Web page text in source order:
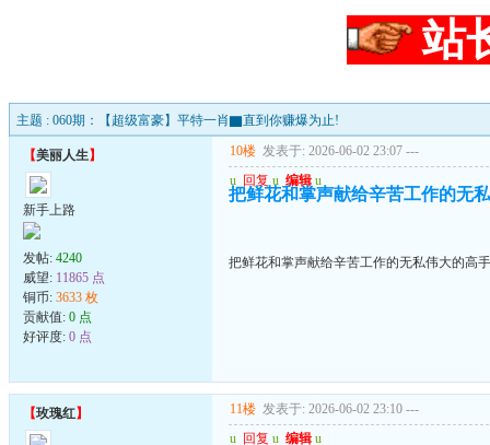
站
主题 : 060期：【超级富豪】平特一肖▇直到你赚爆为止!
【美丽人生】
新手上路
发帖: 4240
威望: 11865 点
铜币: 3633 枚
贡献值: 0 点
好评度: 0 点
10楼 发表于: 2026-06-02 23:07 ---
u 回复 u 编辑 u
把鲜花和掌声献给辛苦工作的无
把鲜花和掌声献给辛苦工作的无私伟大的高
【玫瑰红】 11楼 发表于: 2026-06-02 23:10 ---
u 回复 u 编辑 u